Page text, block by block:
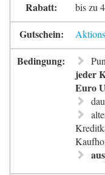
bis zu
jeder
Euro